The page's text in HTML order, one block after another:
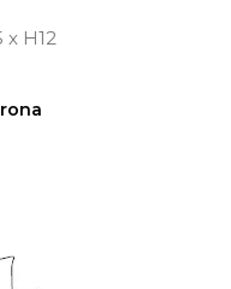
x H12